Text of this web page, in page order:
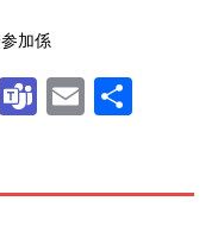
加係
M T
m
E
l